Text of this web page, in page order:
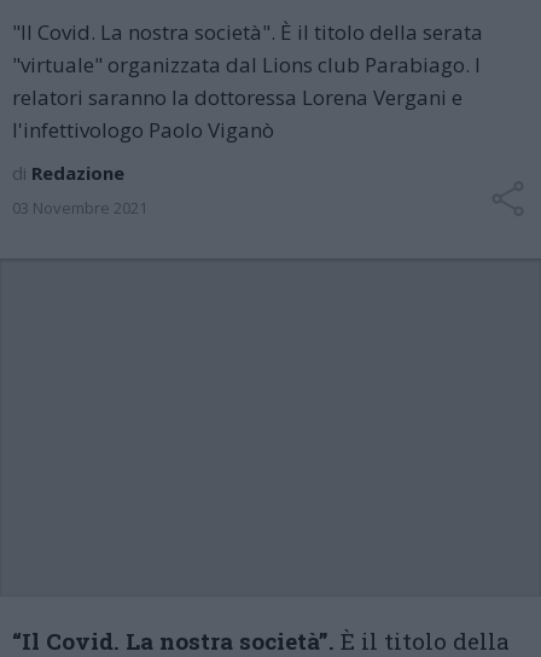
"Il Covid. La nostra società". È il titolo della serata
"virtuale" organizzata dal Lions club Parabiago. I
relatori saranno la dottoressa Lorena Vergani e
l'infettivologo Paolo Viganò
di Redazione
03 Novembre 2021
“Il Covid. La nostra società”. È il titolo della